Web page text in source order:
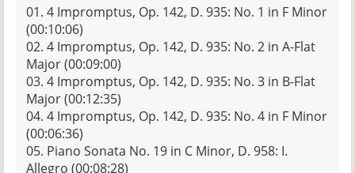
01. 4 Impromptus, Op. 142, D. 935: No. 1 in F Minor
(00:10:06)
02. 4 Impromptus, Op. 142, D. 935: No. 2 in A-Flat
Major (00:09:00)
03. 4 Impromptus, Op. 142, D. 935: No. 3 in B-Flat
Major (00:12:35)
04. 4 Impromptus, Op. 142, D. 935: No. 4 in F Minor
(00:06:36)
05. Piano Sonata No. 19 in C Minor, D. 958: I.
Allegro (00:08:28)